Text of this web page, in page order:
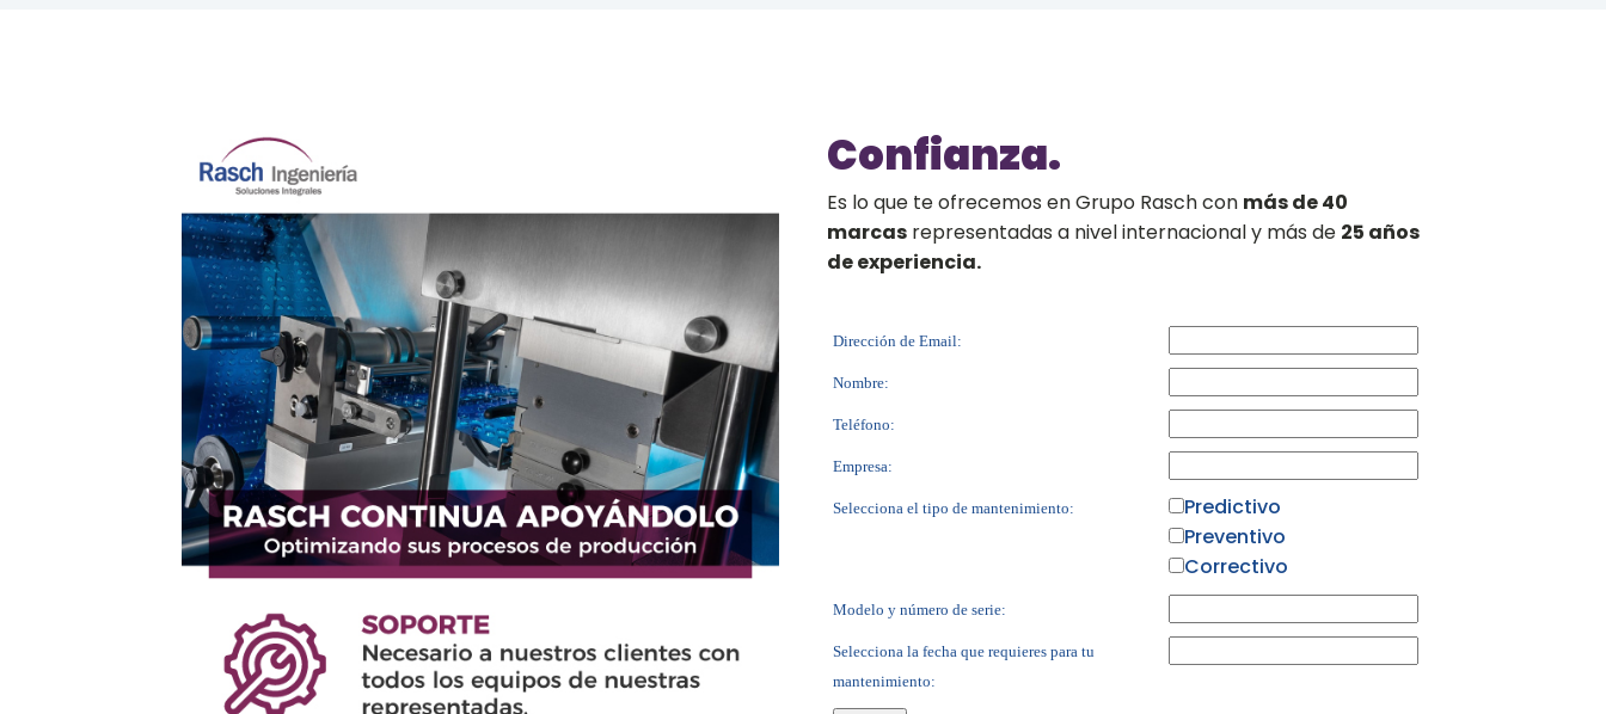
Confianza.
Es lo que te ofrecemos en Grupo Rasch con más de 40
marcas representadas a nivel internacional y más de 25 años
de experiencia.
Dirección de Email:
Nombre:
Teléfono:
Empresa:
Selecciona el tipo de mantenimiento:
Predictivo
Preventivo
Correctivo
Modelo y número de serie:
Selecciona la fecha que requieres para tu
mantenimiento: